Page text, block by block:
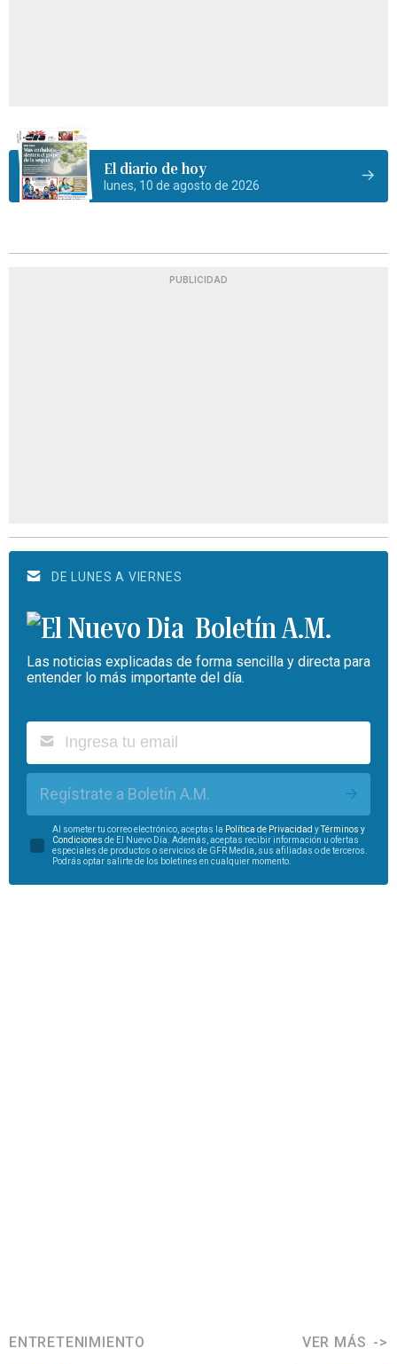
El diario de hoy
lunes, 10 de agosto de 2026
PUBLICIDAD
DE LUNES A VIERNES
Boletín A.M.
Las noticias explicadas de forma sencilla y directa para
entender lo más importante del día.
Regístrate a Boletín A.M.
Al someter tu correo electrónico, aceptas la Política de Privacidad yTérminos y
Condiciones de El Nuevo Día. Además, aceptas recibir información u ofertas
especiales de productos o servicios de GFR Media, sus afiliadas o de terceros.
Podrás optar salirte de los boletines en cualquier momento.
ENTRETENIMIENTO VER MÁS